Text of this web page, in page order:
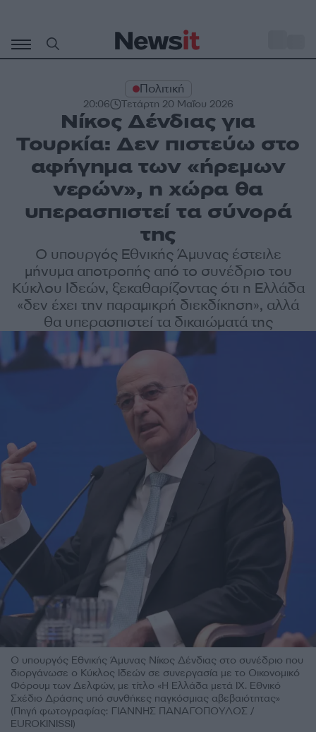
περιεχόμενο
Πολιτική
20:06 Τετάρτη 20 Μαΐου 2026
Νίκος Δένδιας για
Τουρκία: Δεν πιστεύω στο
αφήγημα των «ήρεμων
νερών», η χώρα θα
υπερασπιστεί τα σύνορά
της
Ο υπουργός Εθνικής Άμυνας έστειλε
μήνυμα αποτροπής από το συνέδριο του
Κύκλου Ιδεών, ξεκαθαρίζοντας ότι η Ελλάδα
«δεν έχει την παραμικρή διεκδίκηση», αλλά
θα υπερασπιστεί τα δικαιώματά της
Ο υπουργός Εθνικής Άμυνας Νίκος Δένδιας στο συνέδριο που
διοργάνωσε ο Κύκλος Ιδεών σε συνεργασία με το Οικονομικό
Φόρουμ των Δελφών, με τίτλο «Η Ελλάδα μετά ΙΧ. Εθνικό
Σχέδιο Δράσης υπό συνθήκες παγκόσμιας αβεβαιότητας»
(Πηγή φωτογραφίας: ΓΙΑΝΝΗΣ ΠΑΝΑΓΟΠΟΥΛΟΣ /
EUROKINISSI)